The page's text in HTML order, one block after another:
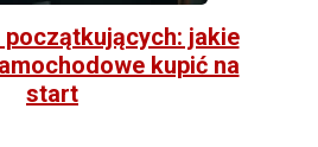
początkujących: jakie
kupić na
start